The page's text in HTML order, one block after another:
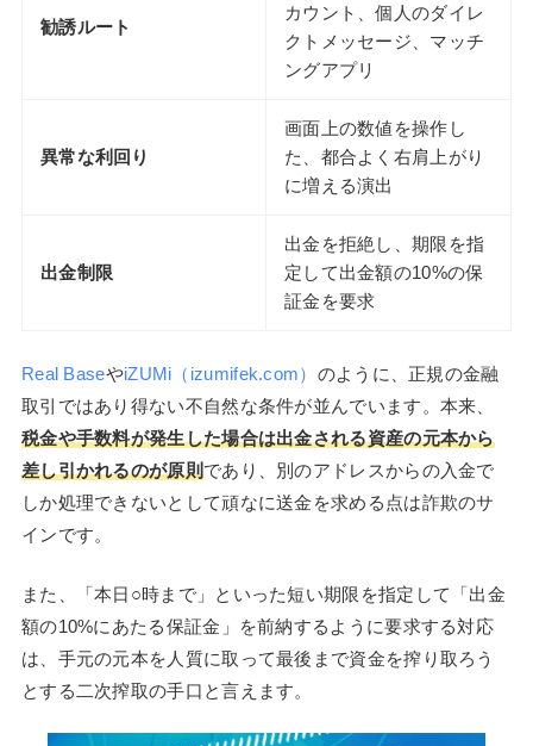
勧誘ルート
カウント、個人のダイレ
クトメッセージ、マッチ
ングアプリ
異常な利回り
画面上の数値を操作し
た、都合よく右肩上がり
に増える演出
出金制限
出金を拒絶し、期限を指
定して出金額の10%の保
証金を要求
Real BaseやiZUMi（izumifek.com） のように、正規の金融
取引ではあり得ない不自然な条件が並んでいます。本来、
税金や手数料が発生した場合は出金される資産の元本から
差し引かれるのが原則であり、別のアドレスからの入金で
しか処理できないとして頑なに送金を求める点は詐欺のサ
インです。
また、「本日○時まで」といった短い期限を指定して「出金
額の10%にあたる保証金」を前納するように要求する対応
は、手元の元本を人質に取って最後まで資金を搾り取ろう
とする二次搾取の手口と言えます。